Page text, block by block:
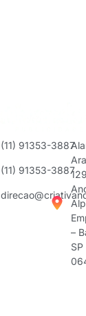
(11) 91353-3887
(11) 91353-3887
–
SP